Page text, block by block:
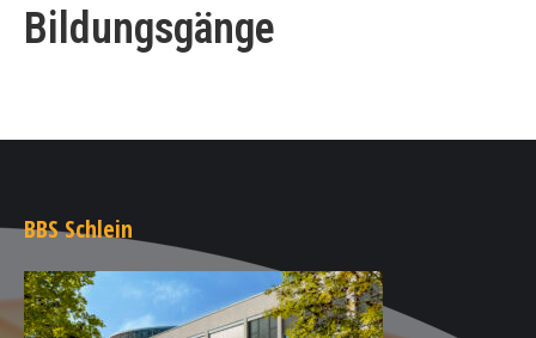
Bildungsgänge
BBS Schlein